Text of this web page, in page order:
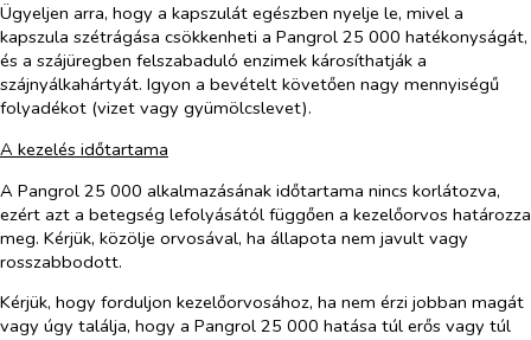
Ügyeljen arra, hogy a kapszulát egészben nyelje le, mivel a
kapszula szétrágása csökkenheti a Pangrol 25 000 hatékonyságát,
és a szájüregben felszabaduló enzimek károsíthatják a
szájnyálkahártyát. Igyon a bevételt követően nagy mennyiségű
folyadékot (vizet vagy gyümölcslevet).
A kezelés időtartama
A Pangrol 25 000 alkalmazásának időtartama nincs korlátozva,
ezért azt a betegség lefolyásától függően a kezelőorvos határozza
meg. Kérjük, közölje orvosával, ha állapota nem javult vagy
rosszabbodott.
Kérjük, hogy forduljon kezelőorvosához, ha nem érzi jobban magát
vagy úgy találja, hogy a Pangrol 25 000 hatása túl erős vagy túl